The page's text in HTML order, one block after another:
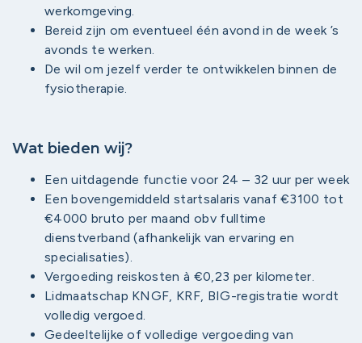
werkomgeving.
Bereid zijn om eventueel één avond in de week ’s
avonds te werken.
De wil om jezelf verder te ontwikkelen binnen de
fysiotherapie.
Wat bieden wij?
Een uitdagende functie voor 24 – 32 uur per week
Een bovengemiddeld startsalaris vanaf €3100 tot
€4000 bruto per maand obv fulltime
dienstverband (afhankelijk van ervaring en
specialisaties).
Vergoeding reiskosten à €0,23 per kilometer.
Lidmaatschap KNGF, KRF, BIG-registratie wordt
volledig vergoed.
Gedeeltelijke of volledige vergoeding van